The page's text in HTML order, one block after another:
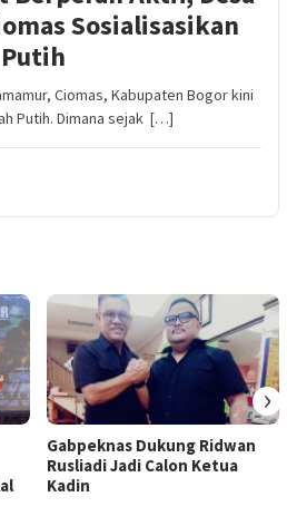
Sosialisasikan
Ciomas, Kabupaten Bogor kini
Putih. Dimana sejak […]
Gabpeknas Dukung Ridwan
Rusliadi Jadi Calon Ketua
Kadin
›